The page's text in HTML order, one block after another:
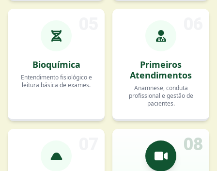
Bioquímica
Entendimento fisiológico e
leitura básica de exames.
Primeiros
Atendimentos
Anamnese, conduta
profissional e gestão de
pacientes.
08